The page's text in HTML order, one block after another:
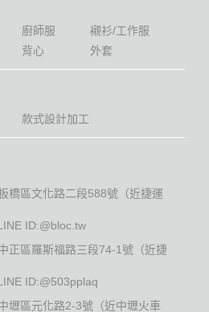
廚師服
襯衫/工作服
背心 外套
款式設計加工
橋區文化路二段588號（近捷運
ID:@bloc.tw
正區羅斯福路三段74-1號（近捷
ID:@503pplaq
壢區元化路2-3號（近中壢火車